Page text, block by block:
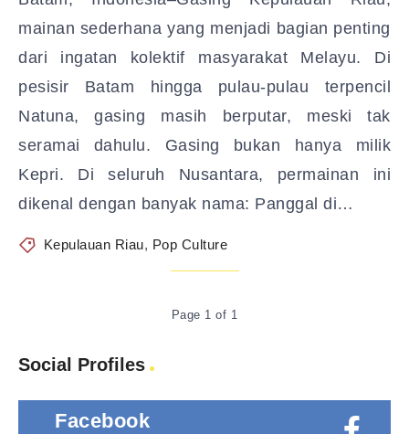
mainan sederhana yang menjadi bagian penting
dari ingatan kolektif masyarakat Melayu. Di
pesisir Batam hingga pulau-pulau terpencil
Natuna, gasing masih berputar, meski tak
seramai dahulu. Gasing bukan hanya milik
Kepri. Di seluruh Nusantara, permainan ini
dikenal dengan banyak nama: Panggal di…
Kepulauan Riau, Pop Culture
Page 1 of 1
Social Profiles
Facebook